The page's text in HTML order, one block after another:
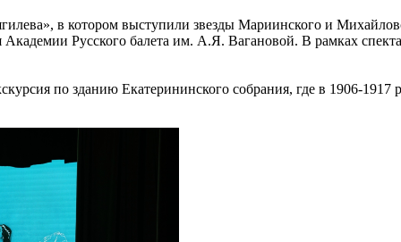
в котором выступили звезды Мариинского и
Академии Русского балета им. А.Я. Вагановой. В рамках
по зданию Екатерининского собрания, где в 1906-